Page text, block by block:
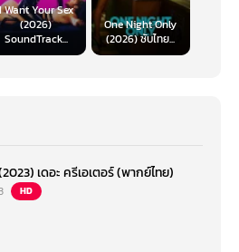
Want Your Sex
(2026)
SoundTrack...
One Night Only
(2026) ซับไทย...
เดอะ ครีเอเตอร์ (พากย์ไทย)
HD